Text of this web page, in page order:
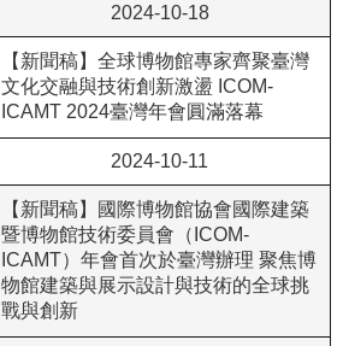
2024-10-18
【新聞稿】全球博物館專家齊聚臺灣
文化交融與技術創新激盪 ICOM-
ICAMT 2024臺灣年會圓滿落幕
2024-10-11
【新聞稿】國際博物館協會國際建築
暨博物館技術委員會（ICOM-
ICAMT）年會首次於臺灣辦理 聚焦博
物館建築與展示設計與技術的全球挑
戰與創新